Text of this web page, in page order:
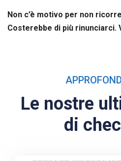
Non c’è motivo per non
Costerebbe di più rinunciarci.
Le nostre
di